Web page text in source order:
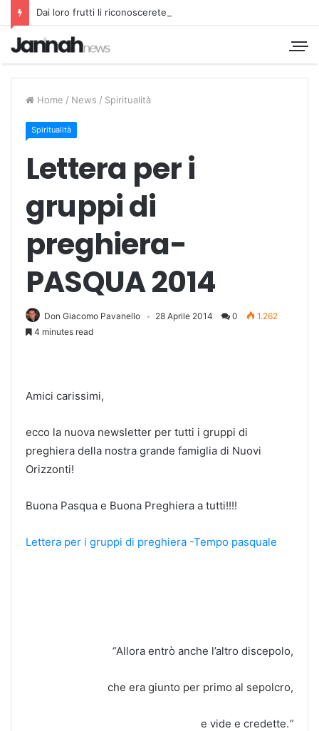
Dai loro frutti li riconoscerete
Home / News / Spiritualità
Spiritualità
Lettera per i
gruppi di
preghiera-
PASQUA 2014
Don Giacomo Pavanello 28 Aprile 2014 0
1.262
4 minutes read
Amici carissimi,
ecco la nuova newsletter per tutti i gruppi di
preghiera della nostra grande famiglia di Nuovi
Orizzonti!
Buona Pasqua e Buona Preghiera a tutti!!!!
Lettera per i gruppi di preghiera -Tempo pasquale
“Allora entrò anche l’altro discepolo,
che era giunto per primo al sepolcro,
e vide e credette.”